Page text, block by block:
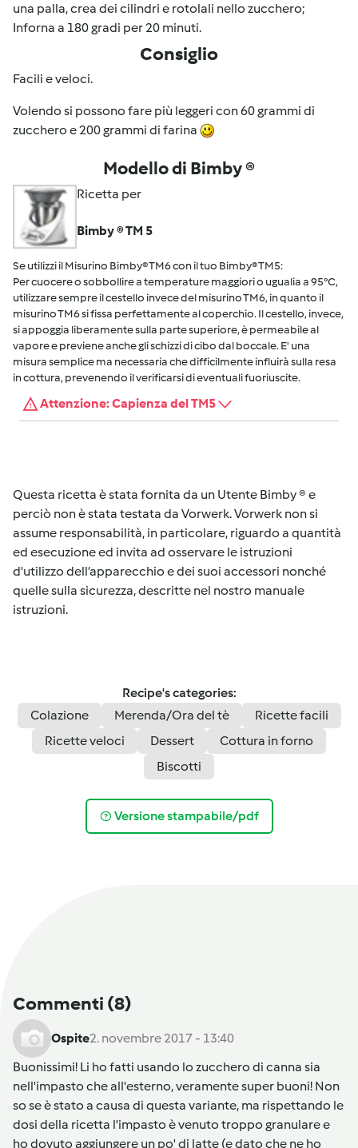
una palla, crea dei cilindri e rotolali nello zucchero;
Inforna a 180 gradi per 20 minuti.
Consiglio
Facili e veloci.
Volendo si possono fare più leggeri con 60 grammi di
zucchero e 200 grammi di farina
Modello di Bimby ®
Ricetta per
Bimby ® TM 5
Se utilizzi il Misurino Bimby® TM6 con il tuo Bimby® TM5:
Per cuocere o sobbollire a temperature maggiori o ugualia a 95°C,
utilizzare sempre il cestello invece del misurino TM6, in quanto il
misurino TM6 si fissa perfettamente al coperchio. Il cestello, invece,
si appoggia liberamente sulla parte superiore, è permeabile al
vapore e previene anche gli schizzi di cibo dal boccale. E' una
misura semplice ma necessaria che difficilmente influirà sulla resa
in cottura, prevenendo il verificarsi di eventuali fuoriuscite.
Attenzione: Capienza del TM5
Questa ricetta è stata fornita da un Utente Bimby ® e
perciò non è stata testata da Vorwerk. Vorwerk non si
assume responsabilità, in particolare, riguardo a quantità
ed esecuzione ed invita ad osservare le istruzioni
d'utilizzo dell’apparecchio e dei suoi accessori nonché
quelle sulla sicurezza, descritte nel nostro manuale
istruzioni.
Recipe's categories:
Colazione
Merenda/Ora del tè
Ricette facili
Ricette veloci
Dessert
Cottura in forno
Biscotti
Versione stampabile/pdf
Commenti (8)
Ospite2. novembre 2017 - 13:40
Buonissimi! Li ho fatti usando lo zucchero di canna sia
nell'impasto che all'esterno, veramente super buoni! Non
so se è stato a causa di questa variante, ma rispettando le
dosi della ricetta l'impasto è venuto troppo granulare e
ho dovuto aggiungere un po' di latte (e dato che ne ho